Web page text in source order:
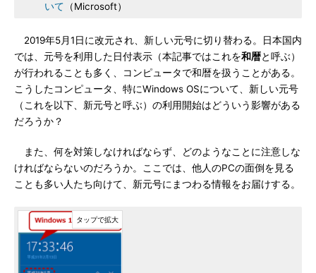
いて （Microsoft）
2019年5月1日に改元され、新しい元号に切り替わる。日本国内
では、元号を利用した日付表示（本記事ではこれを和暦と呼ぶ）
が行われることも多く、コンピュータで和暦を扱うことがある。
こうしたコンピュータ、特にWindows OSについて、新しい元号
（これを以下、新元号と呼ぶ）の利用開始はどういう影響がある
だろうか？
また、何を対策しなければならず、どのようなことに注意しな
ければならないのだろうか。ここでは、他人のPCの面倒を見る
ことも多い人たち向けて、新元号にまつわる情報をお届けする。